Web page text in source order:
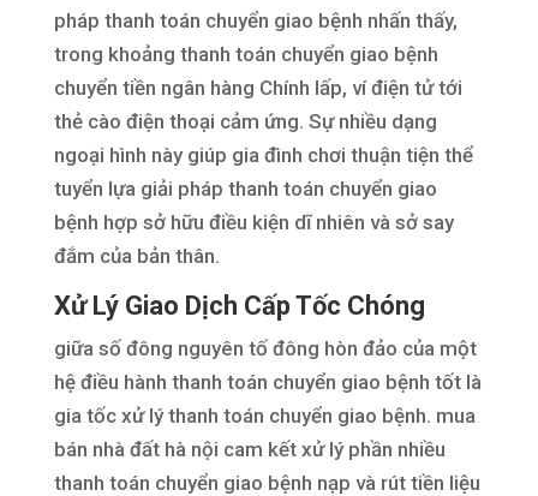
pháp thanh toán chuyển giao bệnh nhấn thấy,
trong khoảng thanh toán chuyển giao bệnh
chuyển tiền ngân hàng Chính lấp, ví điện tử tới
thẻ cào điện thoại cảm ứng. Sự nhiều dạng
ngoại hình này giúp gia đình chơi thuận tiện thể
tuyển lựa giải pháp thanh toán chuyển giao
bệnh hợp sở hữu điều kiện dĩ nhiên và sở say
đắm của bản thân.
Xử Lý Giao Dịch Cấp Tốc Chóng
giữa số đông nguyên tố đông hòn đảo của một
hệ điều hành thanh toán chuyển giao bệnh tốt là
gia tốc xử lý thanh toán chuyển giao bệnh. mua
bán nhà đất hà nội cam kết xử lý phần nhiều
thanh toán chuyển giao bệnh nạp và rút tiền liệu